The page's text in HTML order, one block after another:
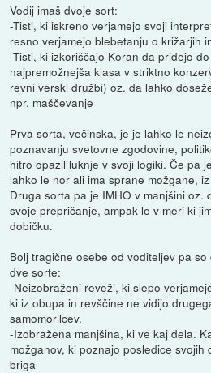
Vodij imaš dvoje sort:
-Tisti, ki iskreno verjamejo svoji
resno verjamejo blebetanju o križarjih
-Tisti, ki izkoriščajo Koran da pridejo
najpremožnejša klasa v striktno
revni verski družbi) oz. da lahko
npr. maščevanje
Prva sorta, večinska, je je lahko le
poznavanju svetovne zgodovine,
hitro opazil luknje v svoji logiki. Če pa
lahko le nor ali ima sprane možgane,
Druga sorta pa je IMHO v manjšini oz.
svoje prepričanje, ampak le v meri ki
dobičku.
Bolj tragične osebe od voditeljev pa
dve sorte:
-Neizobraženi reveži, ki slepo
ki iz obupa in revščine ne vidijo
samomorilcev.
-Izobražena manjšina, ki ve kaj dela.
možganov, ki poznajo posledice
briga